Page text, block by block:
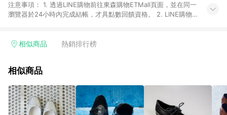
注意事項： 1. 透過LINE購物前往東森購物ETMall頁面，並在同一
瀏覽器於24小時內完成結帳，才具點數回饋資格。 2. LINE購物
單，皆不在點數回饋範圍內。 3. 如購買以下類別商品，將無法獲
球嚴選、商城、專案商品、「草莓網」全館商品。 4. 如取消訂
回饋。 5. 點數回饋會扣除所有折扣優惠後之最終發票金額計算，
實際回饋請依LINE購物通知為主。 6. 訂單如有使用東森購物
ETMall站內之折扣優惠(包含但不限於東森幣、樂透金、東森現金
相似商品 熱銷排行榜
相似商品